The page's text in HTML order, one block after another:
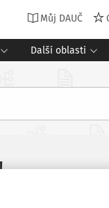
Můj DAUČ
Další oblasti